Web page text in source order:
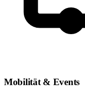
Mobilität & Events